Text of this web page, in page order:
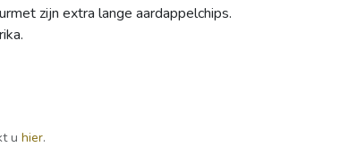
zijn extra lange aardappelchips.
u hier.